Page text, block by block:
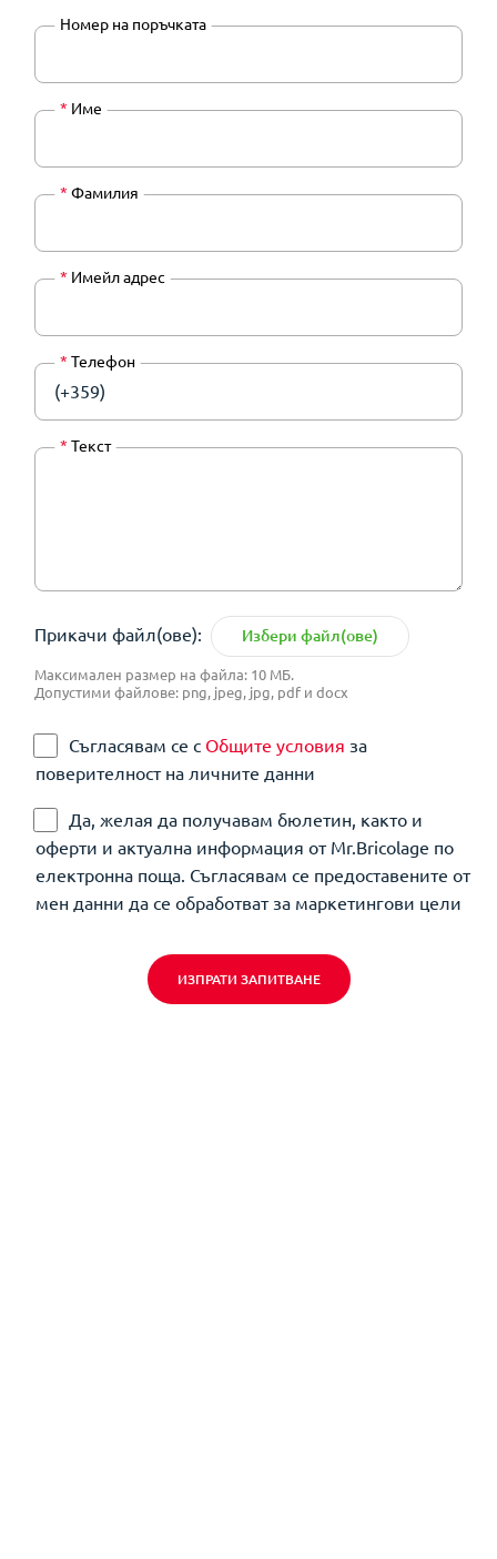
Номер на поръчката
* Име
* Фамилия
* Имейл адрес
* Телефон
(+359)
* Текст
Прикачи файл(ове): Избери файл(ове)
Максимален размер на файла: 10 МБ.
Допустими файлове: png, jpeg, jpg, pdf и docx
Съгласявам се с Общите условия за
поверителност на личните данни
Да, желая да получавам бюлетин, както и
оферти и актуална информация от Mr.Bricolage по
електронна поща. Съгласявам се предоставените от
мен данни да се обработват за маркетингови цели
ИЗПРАТИ ЗАПИТВАНЕ